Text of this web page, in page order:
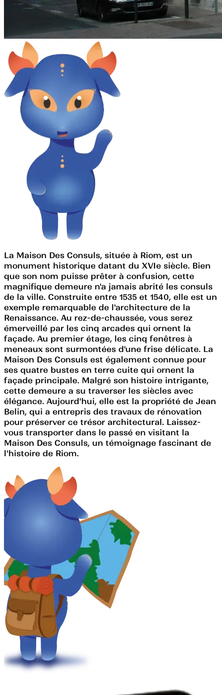
La Maison Des Consuls, située à Riom, est un
monument historique datant du XVIe siècle. Bien
que son nom puisse prêter à confusion, cette
magnifique demeure n'a jamais abrité les consuls
de la ville. Construite entre 1535 et 1540, elle est un
exemple remarquable de l'architecture de la
Renaissance. Au rez-de-chaussée, vous serez
émerveillé par les cinq arcades qui ornent la
façade. Au premier étage, les cinq fenêtres à
meneaux sont surmontées d'une frise délicate. La
Maison Des Consuls est également connue pour
ses quatre bustes en terre cuite qui ornent la
façade principale. Malgré son histoire intrigante,
cette demeure a su traverser les siècles avec
élégance. Aujourd'hui, elle est la propriété de Jean
Belin, qui a entrepris des travaux de rénovation
pour préserver ce trésor architectural. Laissez-
vous transporter dans le passé en visitant la
Maison Des Consuls, un témoignage fascinant de
l'histoire de Riom.